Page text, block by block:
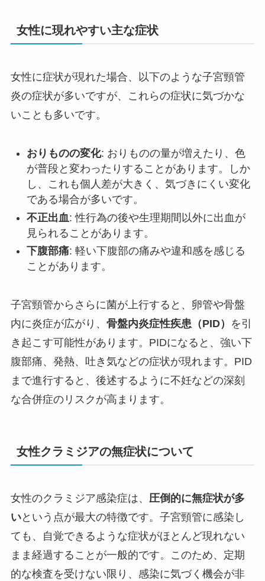
女性に現れやすい主な症状
女性に症状が現れた場合、以下のような子宮頸管
炎の症状が多いですが、これらの症状に気づかな
いことも多いです。
おりものの変化: おりものの量が増えたり、色
が普段と変わったりすることがあります。しか
し、これも個人差が大きく、気づきにくい変化
である場合が多いです。
不正出血: 性行為の後や生理期間以外に出血が
見られることがあります。
下腹部痛: 軽い下腹部の痛みや違和感を感じる
ことがあります。
子宮頸管からさらに菌が上行すると、卵管や骨盤
内に炎症が広がり、 骨盤内炎症性疾患（PID）
を引
き起こす可能性があります。PIDになると、強い下
腹部痛、発熱、吐き気などの症状が現れます。PID
まで進行すると、後述するように不妊などの深刻
な合併症のリスクが高まります。
女性クラミジアの無症状について
女性のクラミジア感染症は、 圧倒的に無症状が多
いという点が最大の特徴です。子宮頸管に感染し
ても、自覚できるような症状がほとんど現れない
まま経過することが一般的です。このため、定期
的な検査を受けない限り、感染に気づく機会が非